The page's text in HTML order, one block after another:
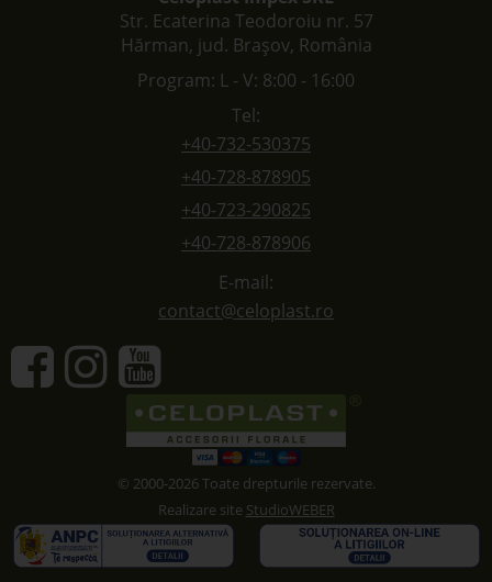
Str. Ecaterina Teodoroiu nr. 57
Hărman, jud. Brașov, România
Program: L - V: 8:00 - 16:00
Tel:
+40-732-530375
+40-728-878905
+40-723-290825
+40-728-878906
E-mail:
contact@celoplast.ro
© 2000-2026 Toate drepturile rezervate.
Realizare site StudioWEBER